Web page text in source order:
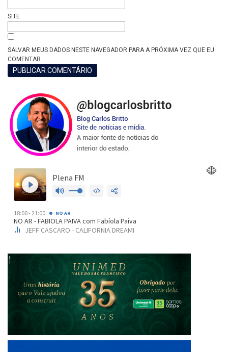
SITE
SALVAR MEUS DADOS NESTE NAVEGADOR PARA A PRÓXIMA VEZ QUE EU
COMENTAR.